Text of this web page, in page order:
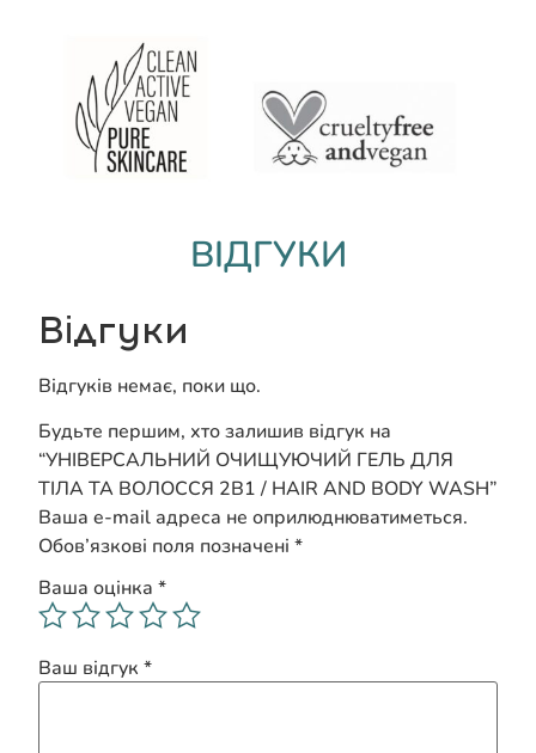
ВІДГУКИ
Відгуки
Відгуків немає, поки що.
Будьте першим, хто залишив відгук на
“УНІВЕРСАЛЬНИЙ ОЧИЩУЮЧИЙ ГЕЛЬ ДЛЯ
ТІЛА ТА ВОЛОССЯ 2В1 / HAIR AND BODY WASH”
Ваша e-mail адреса не оприлюднюватиметься.
Обов’язкові поля позначені*
Ваша оцінка*
Ваш відгук*